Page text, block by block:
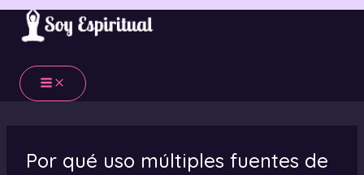
Ir
contenido
Por qué uso múltiples fuentes de